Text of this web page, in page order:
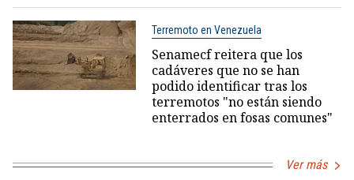
Terremoto en Venezuela
Senamecf reitera que los
cadáveres que no se han
podido identificar tras los
terremotos "no están siendo
enterrados en fosas comunes"
Ver más